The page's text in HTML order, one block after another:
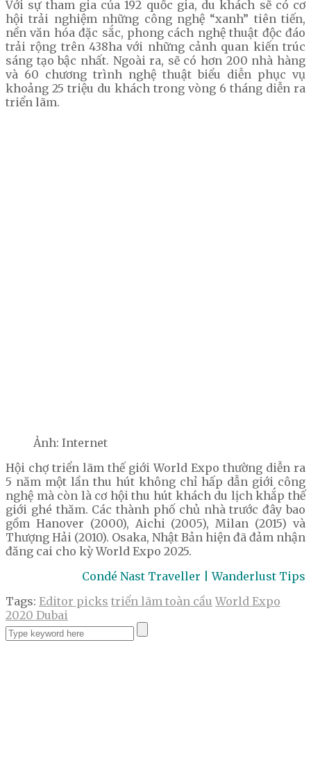
Với sự tham gia của 192 quốc gia, du khách sẽ có cơ
hội trải nghiệm những công nghệ “xanh” tiên tiến,
nền văn hóa đặc sắc, phong cách nghệ thuật độc đáo
trải rộng trên 438ha với những cảnh quan kiến trúc
sáng tạo bậc nhất. Ngoài ra, sẽ có hơn 200 nhà hàng
và 60 chương trình nghệ thuật biểu diễn phục vụ
khoảng 25 triệu du khách trong vòng 6 tháng diễn ra
triển lãm.
Ảnh: Internet
Hội chợ triển lãm thế giới World Expo thường diễn ra
5 năm một lần thu hút không chỉ hấp dẫn giới công
nghệ mà còn là cơ hội thu hút khách du lịch khắp thế
giới ghé thăm. Các thành phố chủ nhà trước đây bao
gồm Hanover (2000), Aichi (2005), Milan (2015) và
Thượng Hải (2010). Osaka, Nhật Bản hiện đã đảm nhận
đăng cai cho kỳ World Expo 2025.
Condé Nast Traveller | Wanderlust Tips
Tags: Editor picks triển lãm toàn cầu World Expo
2020 Dubai